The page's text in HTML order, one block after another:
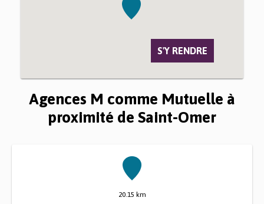
S'Y RENDRE
Agences M comme Mutuelle à
proximité de Saint-Omer
20.15 km